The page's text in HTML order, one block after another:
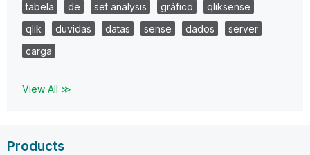
tabela
de set analysis gráfico
qliksense
qlik
duvidas datas sense dados
server
carga
View All ≫
Products